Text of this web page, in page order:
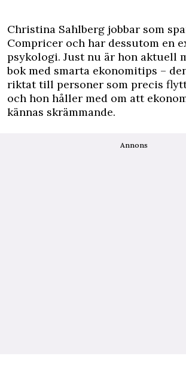
Christina Sahlberg jobbar som
Compricer och har dessutom en
psykologi. Just nu är hon aktuell
bok med smarta ekonomitips –
riktat till personer som precis
och hon håller med om att
kännas skrämmande.
Annons